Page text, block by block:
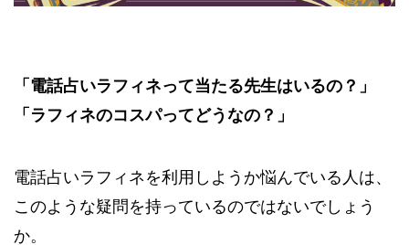
「電話占いラフィネって当たる先生はいるの？」
「ラフィネのコスパってどうなの？」
電話占いラフィネを利用しようか悩んでいる人は、
このような疑問を持っているのではないでしょう
か。